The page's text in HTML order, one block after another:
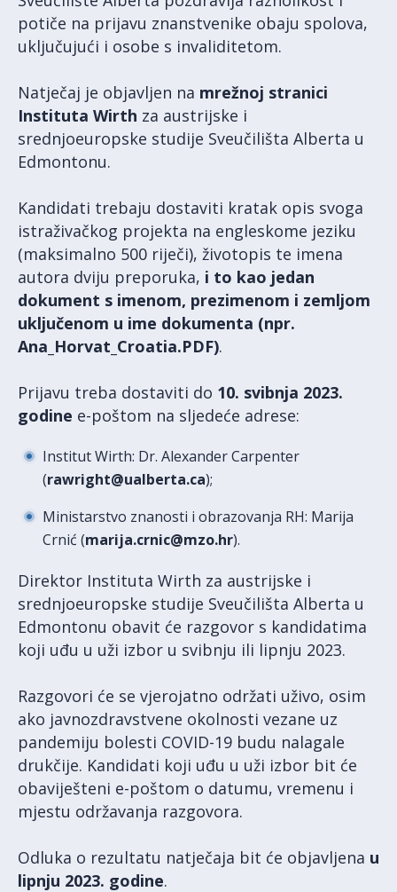
potiče na prijavu znanstvenike obaju spolova,
uključujući i osobe s invaliditetom.
Natječaj je objavljen na mrežnoj stranici
Instituta Wirth za austrijske i
srednjoeuropske studije Sveučilišta Alberta u
Edmontonu.
Kandidati trebaju dostaviti kratak opis svoga
istraživačkog projekta na engleskome jeziku
(maksimalno 500 riječi), životopis te imena
autora dviju preporuka, i to kao jedan
dokument s imenom, prezimenom i zemljom
uključenom u ime dokumenta (npr.
Ana_Horvat_Croatia.PDF).
Prijavu treba dostaviti do 10. svibnja 2023.
godine e-poštom na sljedeće adrese:
Institut Wirth: Dr. Alexander Carpenter
(rawright@ualberta.ca);
Ministarstvo znanosti i obrazovanja RH: Marija
Crnić (marija.crnic@mzo.hr).
Direktor Instituta Wirth za austrijske i
srednjoeuropske studije Sveučilišta Alberta u
Edmontonu obavit će razgovor s kandidatima
koji uđu u uži izbor u svibnju ili lipnju 2023.
Razgovori će se vjerojatno održati uživo, osim
ako javnozdravstvene okolnosti vezane uz
pandemiju bolesti COVID-19 budu nalagale
drukčije. Kandidati koji uđu u uži izbor bit će
obaviješteni e-poštom o datumu, vremenu i
mjestu održavanja razgovora.
Odluka o rezultatu natječaja bit će objavljena u
lipnju 2023. godine.